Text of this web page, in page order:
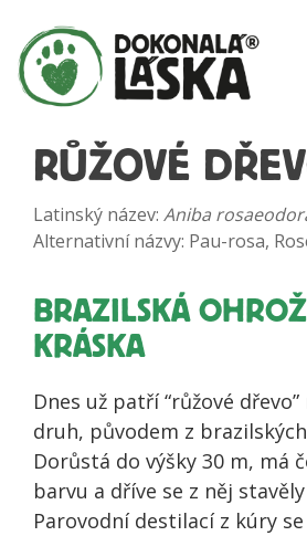
RŮŽOVÉ
Latinský název: Aniba
Alternativní názvy: Pau-rosa,
BRAZILSKÁ
KRÁSKA
Dnes už patří “růžové
druh, původem z
Dorůstá do výšky 30 m, má
barvu a dříve se z něj
Parovodní destilací z kúry